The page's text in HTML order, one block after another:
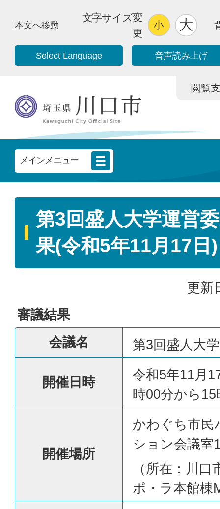
本文へ移動
文字サイズ変
更
Select Language 音声読み上げ
閲覧
メインメニュー
第3回盛人大学運営
果(令和5年11月17日)
更新
審議結果
会議名
第3回盛人大
開催日時
令和5年11月
時00分から15
開催場所
かわぐち市民
ション会議室
（所在：川
ポ・ラ本館棟